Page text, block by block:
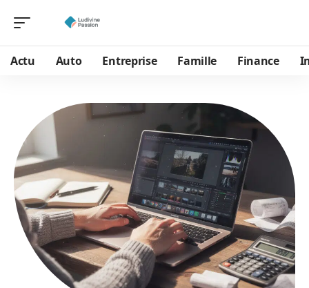
Actu Auto Entreprise Famille Finance